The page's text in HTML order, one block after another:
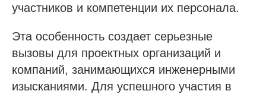
участников и компетенции их персонала.
Эта особенность создает серьезные
вызовы для проектных организаций и
компаний, занимающихся инженерными
изысканиями. Для успешного участия в